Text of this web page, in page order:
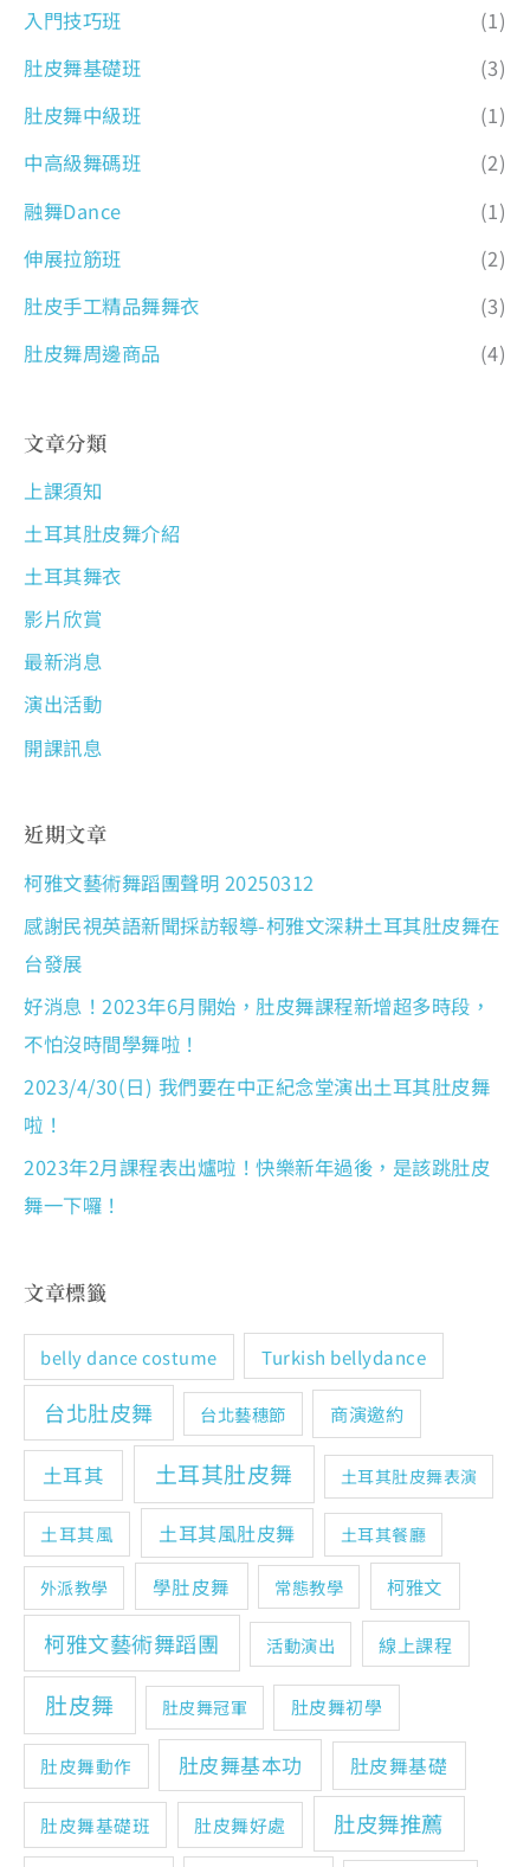
入門技巧班
(1)
肚皮舞基礎班
(3)
肚皮舞中級班
(1)
中高級舞碼班
(2)
融舞Dance
(1)
伸展拉筋班
(2)
肚皮手工精品舞舞衣
(3)
肚皮舞周邊商品
(4)
文章分類
上課須知
土耳其肚皮舞介紹
土耳其舞衣
影片欣賞
最新消息
演出活動
開課訊息
近期文章
柯雅文藝術舞蹈團聲明 20250312
感謝民視英語新聞採訪報導-柯雅文深耕土耳其肚皮舞在
台發展
好消息！2023年6月開始，肚皮舞課程新增超多時段，
不怕沒時間學舞啦！
2023/4/30(日) 我們要在中正紀念堂演出土耳其肚皮舞
啦！
2023年2月課程表出爐啦！快樂新年過後，是該跳肚皮
舞一下囉！
文章標籤
belly dance costume Turkish bellydance
台北肚皮舞 台北藝穗節 商演邀約
土耳其 土耳其肚皮舞 土耳其肚皮舞表演
土耳其風 土耳其風肚皮舞 土耳其餐廳
外派教學 學肚皮舞 常態教學 柯雅文
柯雅文藝術舞蹈團 活動演出 線上課程
肚皮舞 肚皮舞冠軍 肚皮舞初學
肚皮舞動作 肚皮舞基本功 肚皮舞基礎
肚皮舞基礎班 肚皮舞好處
肚皮舞推薦